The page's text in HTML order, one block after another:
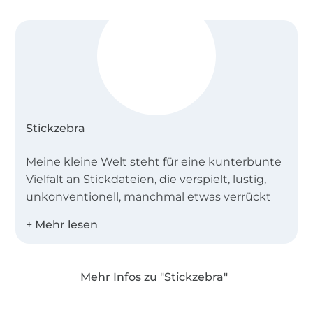
Stickzebra
Meine kleine Welt steht für eine kunterbunte
Vielfalt an Stickdateien, die verspielt, lustig,
unkonventionell, manchmal etwas verrückt
wunderschöne Dinge zaubern kannst.
technischem Verständnis aufwändig von
Mehr Infos zu "Stickzebra"